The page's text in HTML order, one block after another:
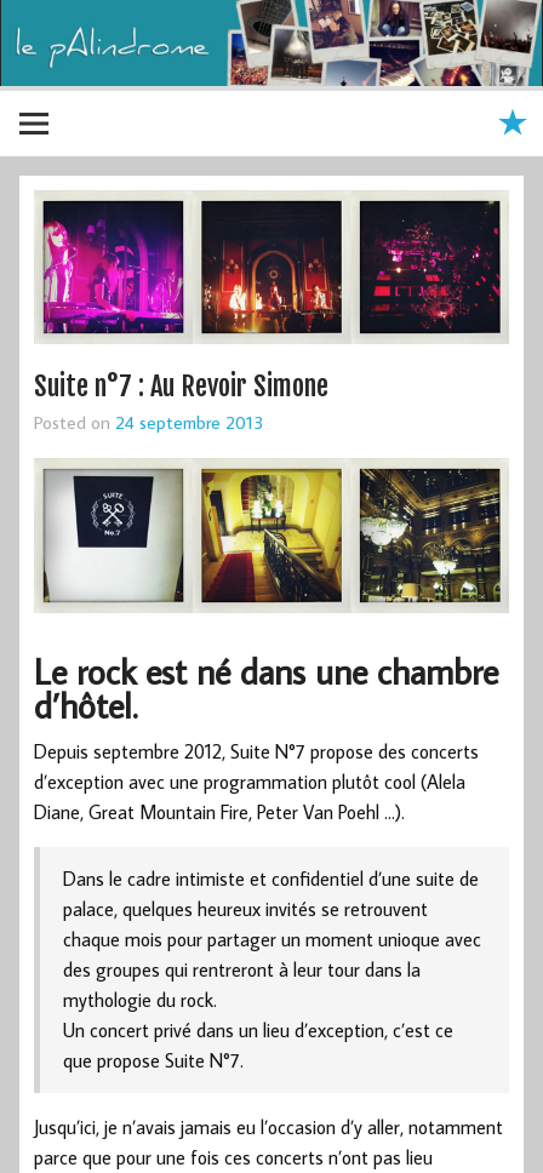
Suite n°7 : Au Revoir Simone
Posted on 24 septembre 2013
Le rock est né dans une chambre
d’hôtel.
Depuis septembre 2012, Suite N°7 propose des concerts
d’exception avec une programmation plutôt cool (Alela
Diane, Great Mountain Fire, Peter Van Poehl …).
Dans le cadre intimiste et confidentiel d’une suite de
palace, quelques heureux invités se retrouvent
chaque mois pour partager un moment unioque avec
des groupes qui rentreront à leur tour dans la
mythologie du rock.
Un concert privé dans un lieu d’exception, c’est ce
que propose Suite N°7.
Jusqu’ici, je n’avais jamais eu l’occasion d’y aller, notamment
parce que pour une fois ces concerts n’ont pas lieu